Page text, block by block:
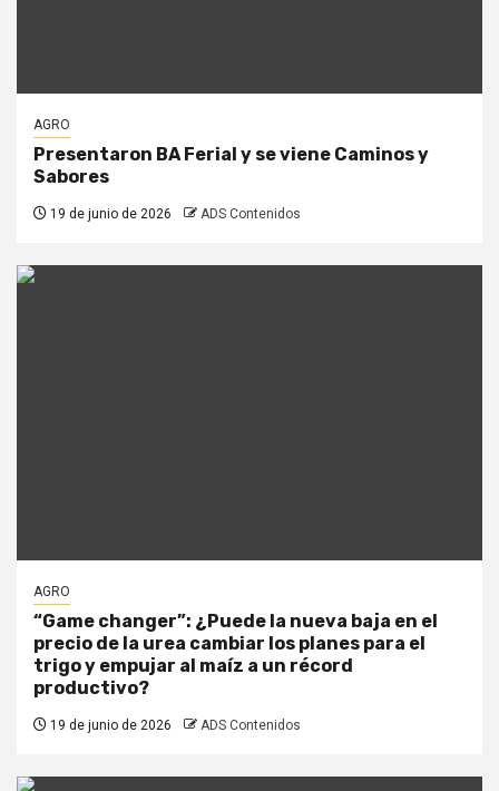
AGRO
Presentaron BA Ferial y se viene Caminos y
Sabores
19 de junio de 2026 ADS Contenidos
AGRO
“Game changer”: ¿Puede la nueva baja en el
precio de la urea cambiar los planes para el
trigo y empujar al maíz a un récord
productivo?
19 de junio de 2026 ADS Contenidos